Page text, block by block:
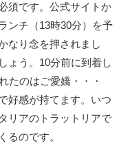
須です。公式サイトか
ンチ（13時30分）を予
なり念を押されまし
ょう。10分前に到着し
たのはご愛嬌・・・
好感が持てます。いつ
リアのトラットリアで
るのです。